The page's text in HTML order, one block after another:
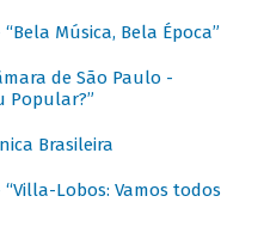
Música, Bela Época”
de São Paulo -
Popular?”
Brasileira
Lobos: Vamos todos